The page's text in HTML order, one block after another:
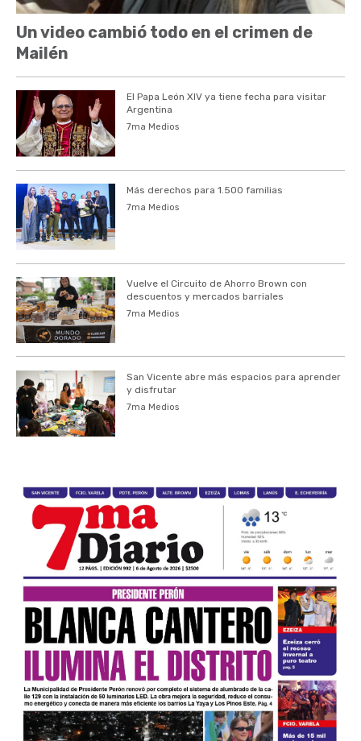
Un video cambió todo en el crimen de
Mailén
El Papa León XIV ya tiene fecha para visitar
Argentina
7ma Medios
Más derechos para 1.500 familias
7ma Medios
Vuelve el Circuito de Ahorro Brown con
descuentos y mercados barriales
7ma Medios
San Vicente abre más espacios para aprender
y disfrutar
7ma Medios